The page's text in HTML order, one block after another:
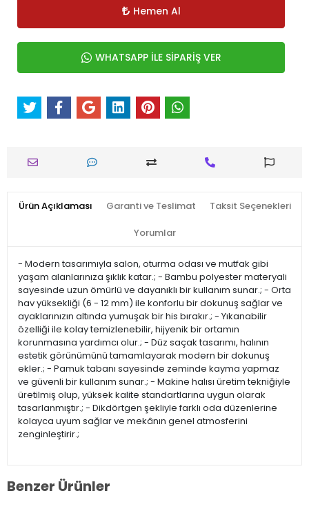
Hemen Al
WHATSAPP İLE SİPARİŞ VER
Ürün Açıklaması Garanti ve Teslimat Taksit Seçenekleri
Yorumlar
- Modern tasarımıyla salon, oturma odası ve mutfak gibi
yaşam alanlarınıza şıklık katar.; - Bambu polyester materyali
sayesinde uzun ömürlü ve dayanıklı bir kullanım sunar.; - Orta
hav yüksekliği (6 - 12 mm) ile konforlu bir dokunuş sağlar ve
ayaklarınızın altında yumuşak bir his bırakır.; - Yıkanabilir
özelliği ile kolay temizlenebilir, hijyenik bir ortamın
korunmasına yardımcı olur.; - Düz saçak tasarımı, halının
estetik görünümünü tamamlayarak modern bir dokunuş
ekler.; - Pamuk tabanı sayesinde zeminde kayma yapmaz
ve güvenli bir kullanım sunar.; - Makine halısı üretim tekniğiyle
üretilmiş olup, yüksek kalite standartlarına uygun olarak
tasarlanmıştır.; - Dikdörtgen şekliyle farklı oda düzenlerine
kolayca uyum sağlar ve mekânın genel atmosferini
zenginleştirir.;
Benzer Ürünler